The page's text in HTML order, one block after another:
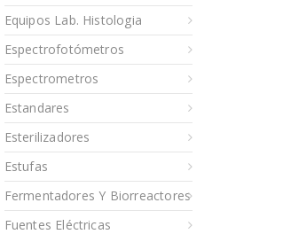
Equipos Lab. Histologia
Espectrofotómetros
Espectrometros
Estandares
Esterilizadores
Estufas
Fermentadores Y Biorreactores
Fuentes Eléctricas